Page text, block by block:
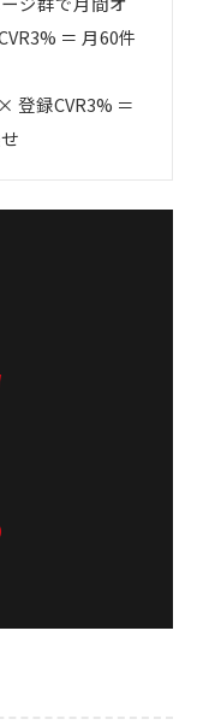
＝ 月60件
登録CVR3% ＝